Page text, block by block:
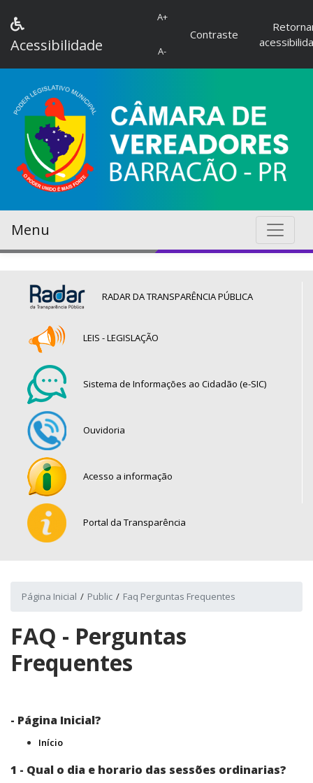
Acessibilidade
A+
A-
Contraste
Menu
RADAR DA TRANSPARÊNCIA PÚBLICA
LEIS - LEGISLAÇÃO
Sistema de Informações ao Cidadão (e-SIC)
Ouvidoria
Acesso a informação
Portal da Transparência
Página Inicial Public Faq Perguntas Frequentes
FAQ - Perguntas
Frequentes
- Página Inicial?
Início
1 - Qual o dia e horario das sessões ordinarias?